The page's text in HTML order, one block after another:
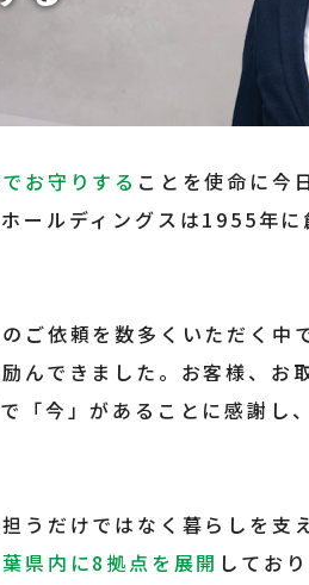
お守りする ことを使命に今
ールディングスは1955年に
ご依頼を数多くいただく中
んできました。お客様、お
「今」があることに感謝し
うだけではなく暮らしを支
県内に8拠点を展開 してお